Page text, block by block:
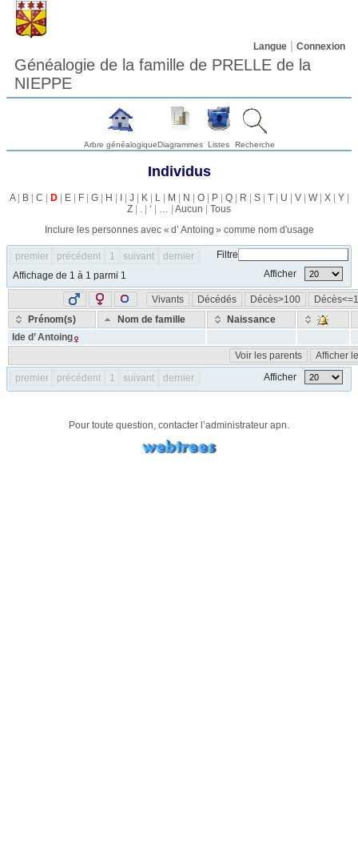
Langue Connexion
Généalogie de la famille de PRELLE de la
NIEPPE
Arbre généalogiqueDiagrammes Listes Recherche
Individus
A| B| C | D| E| F| G| H | I| J | K| L| M | N | O| P| Q| R | S| T| U | V| W| X| Y|
Z | . | ‘ | … | Aucun | Tous
Inclure les personnes avec « d’ Antoing » comme nom d'usage
premier précédent 1 suivant dernier
Filtre
Affichage de 1 à 1 parmi 1
Afficher
Vivants Décédés Décès>100
Prénom(s)
Nom de famille Naissance
Voir les parents Afficher
Ide d’ Antoing
premier précédent 1 suivant dernier Afficher
Pour toute question, contacter l’administrateur apn.